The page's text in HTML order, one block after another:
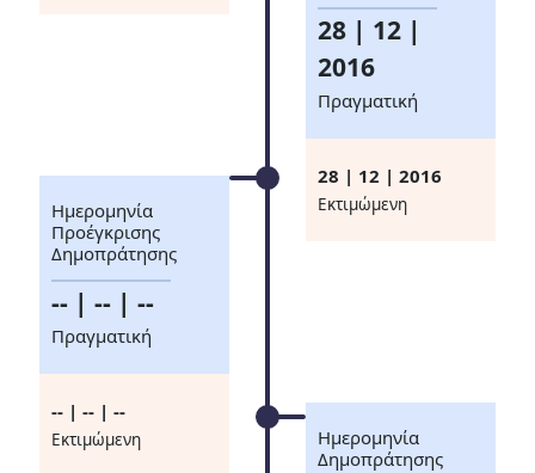
28 | 12 |
2016
Πραγματική
28 | 12 | 2016
Eκτιμώμενη
Ημερομηνία
Προέγκρισης
Δημοπράτησης
-- | -- | --
Πραγματική
-- | -- | --
Eκτιμώμενη
Ημερομηνία
Δημοπράτησης